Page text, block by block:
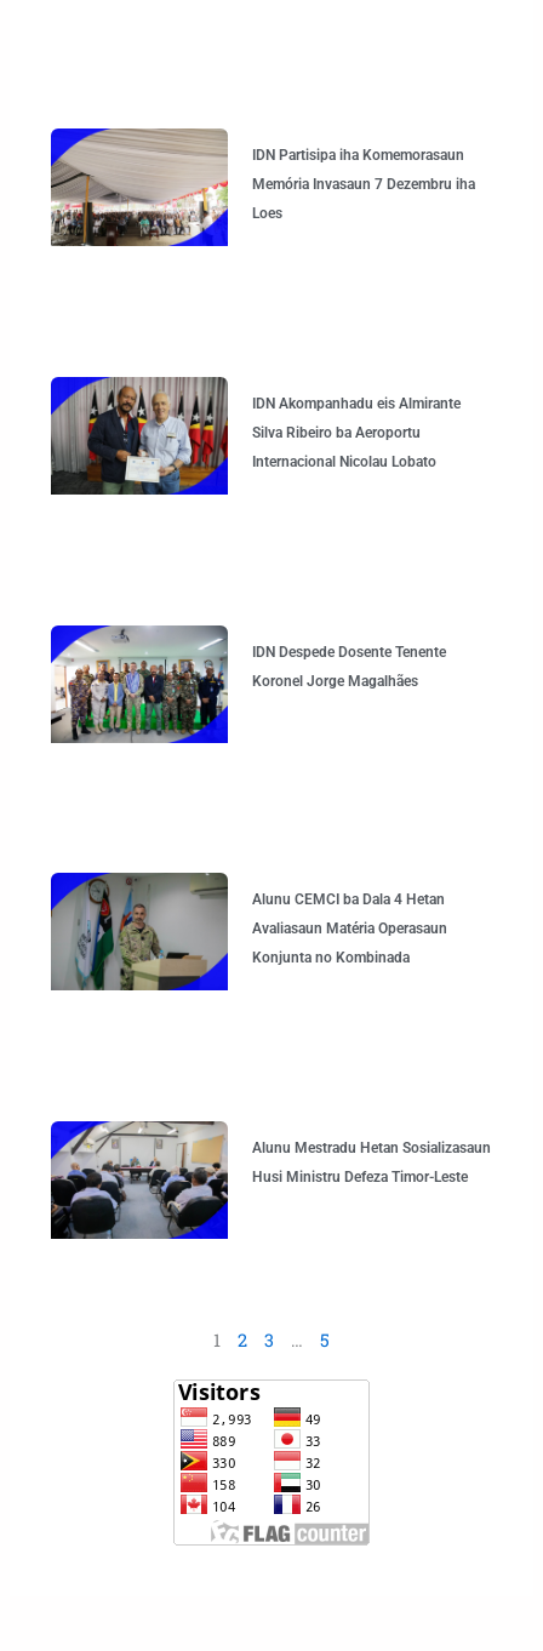
IDN Partisipa iha Komemorasaun
Memória Invasaun 7 Dezembru iha
Loes
IDN Akompanhadu eis Almirante
Silva Ribeiro ba Aeroportu
Internacional Nicolau Lobato
IDN Despede Dosente Tenente
Koronel Jorge Magalhães
Alunu CEMCI ba Dala 4 Hetan
Avaliasaun Matéria Operasaun
Konjunta no Kombinada
Alunu Mestradu Hetan Sosializasaun
Husi Ministru Defeza Timor-Leste
1 2 3 … 5